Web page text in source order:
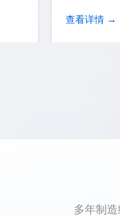
查看详情
多年制